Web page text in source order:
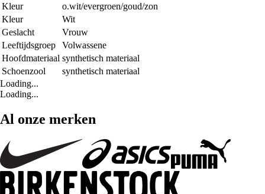
Kleur
o.wit/evergroen/goud/zon
Kleur
Wit
Geslacht
Vrouw
Leeftijdsgroep
Volwassene
Hoofdmateriaal synthetisch materiaal
Schoenzool
synthetisch materiaal
Loading...
Loading...
Al onze merken